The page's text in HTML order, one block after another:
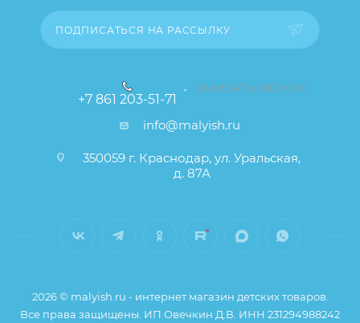
ПОДПИСАТЬСЯ НА РАССЫЛКУ
+7 861 203-51-71
ЗАКАЗАТЬ ЗВОНОК
info@malyish.ru
350059 г. Краснодар, ул. Уральская,
д. 87А
2026 © malyish.ru - интернет магазин детских товаров.
Все права защищены. ИП Овечкин Д.В. ИНН 231294988242